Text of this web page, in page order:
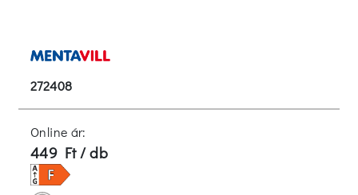
272408
Online ár:
449 Ft / db